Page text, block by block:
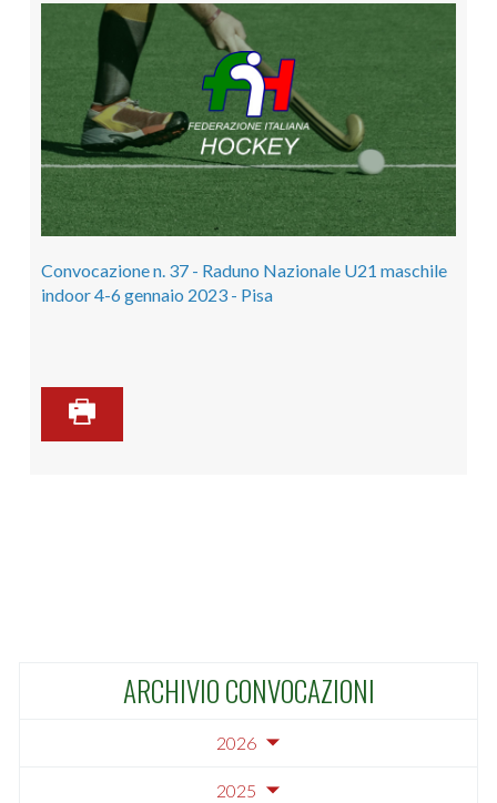
Convocazione n. 37 - Raduno Nazionale U21 maschile
indoor 4-6 gennaio 2023 - Pisa
ARCHIVIO CONVOCAZIONI
2026
2025